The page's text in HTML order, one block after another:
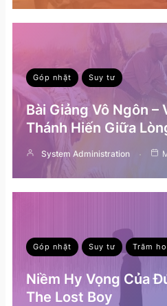
Góp nhặt Suy tư
Bài Giảng Vô Ngôn –
Thánh Hiến Giữa
System Administration
Góp nhặt Suy tư Trăm
Niềm Hy Vọng Của
The Lost Boy